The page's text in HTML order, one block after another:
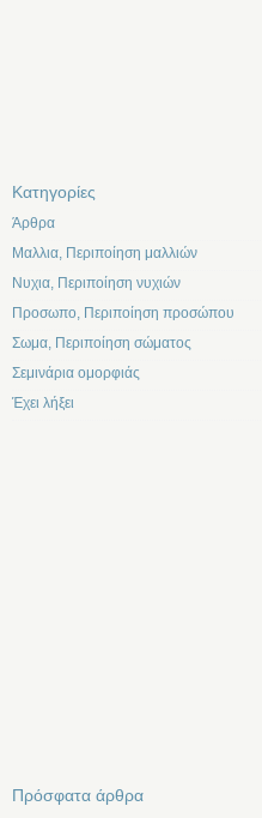
Kατηγορίες
Άρθρα
Μαλλια, Περιποίηση μαλλιών
Νυχια, Περιποίηση νυχιών
Προσωπο, Περιποίηση προσώπου
Σωμα, Περιποίηση σώματος
Σεμινάρια ομορφιάς
Έχει λήξει
Πρόσφατα άρθρα